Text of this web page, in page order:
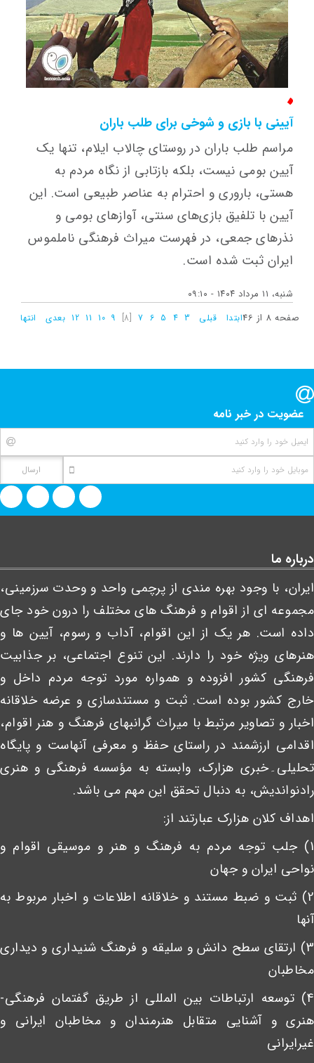
آیینی با بازی و شوخی برای طلب باران
مراسم طلب باران در روستای چالاب ایلام، تنها یک
آیین بومی نیست، بلکه بازتابی از نگاه مردم به
هستی، باروری و احترام به عناصر طبیعی است. این
آیین با تلفیق بازی‌های سنتی، آوازهای بومی و
نذرهای جمعی، در فهرست میراث فرهنگی ناملموس
ایران ثبت شده است.
شنبه، ۱۱ مرداد ۱۴۰۴ - ۰۹:۱۰
صفحه 8 از 46
ابتدا قبلی 3
4
5
6
7
[8]
9
10
11
12 بعدی انتها
عضویت در خبر نامه
درباره ما
ایران، با وجود بهره مندی از پرچمی واحد و وحدت سرزمینی،
مجموعه ای از اقوام و فرهنگ های مختلف را درون خود جای
داده است. هر یک از این اقوام، آداب و رسوم، آیین ها و
هنرهای ویژه خود را دارند. این تنوع اجتماعی، بر جذابیت
فرهنگی کشور افزوده و همواره مورد توجه مردم داخل و
خارج کشور بوده است. ثبت و مستندسازی و عرضه خلاقانه
اخبار و تصاویر مرتبط با میراث گرانبهای فرهنگ و هنر اقوام،
اقدامی ارزشمند در راستای حفظ و معرفی آنهاست و پایگاه
تحلیلی۔خبری هزارک، وابسته به مؤسسه فرهنگی و هنری
رادنواندیش، به دنبال تحقق این مهم می باشد.
اهداف کلان هزارک عبارتند از:
1) جلب توجه مردم به فرهنگ و هنر و موسیقی اقوام و
نواحی ایران و جهان
2) ثبت و ضبط مستند و خلاقانه اطلاعات و اخبار مربوط به
آنها
3) ارتقای سطح دانش و سلیقه و فرهنگ شنیداری و دیداری
مخاطبان
4) توسعه ارتباطات بین المللی از طریق گفتمان فرهنگی-
هنری و آشنایی متقابل هنرمندان و مخاطبان ایرانی و
غیرایرانی